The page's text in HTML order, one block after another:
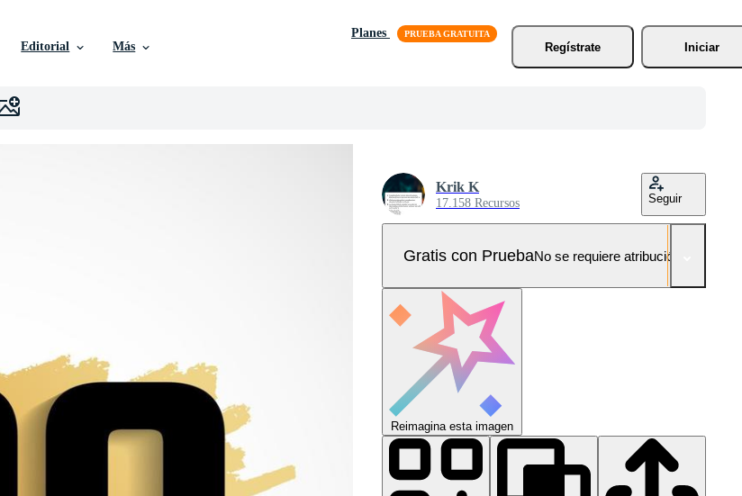
Editorial Más
Planes
Regístrate
Iniciar
Krik K
17.158 Recursos Seguir
Gratis con PruebaNo se requiere atribución!
Reimagina esta imagen